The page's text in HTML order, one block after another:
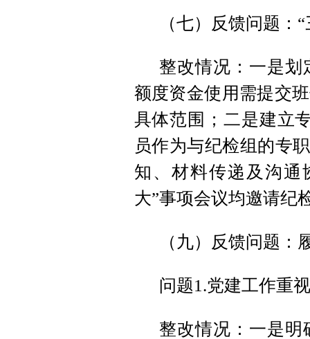
（七）反馈问题：
整改情况：一是
额度资金使用需提交
具体范围；二是建立
员作为与纪检组的专
知、材料传递及沟通
大”事项会议均邀请纪
（九）反馈问题：
问题1.党建工作重
整改情况：一是